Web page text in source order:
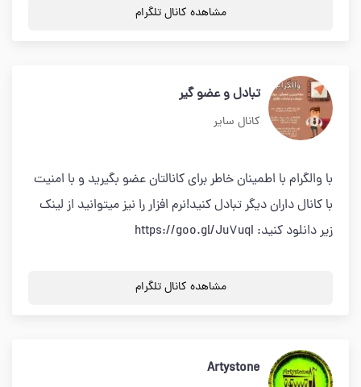
مشاهده کانال تلگرام
تبادل و عضو گیر
کانال سایر
با والگرام با اطمینان خاطر برای کانالتان عضو بگیرید و با امنیت
با کانال داران دیگر تبادل کنید!نرم افزار را نیز میتوانید از لینک
زیر دانلود کنید: https://goo.gl/Ju7uqI
مشاهده کانال تلگرام
Artystone